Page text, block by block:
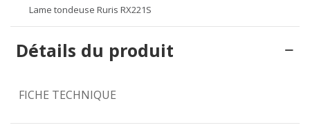
Lame tondeuse Ruris RX221S
Détails du produit
FICHE TECHNIQUE